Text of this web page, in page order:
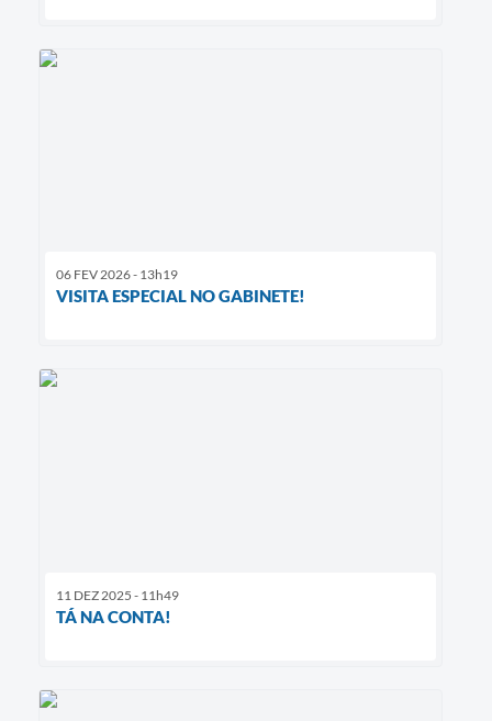
06 FEV 2026 - 13h19
VISITA ESPECIAL NO GABINETE!
11 DEZ 2025 - 11h49
TÁ NA CONTA!